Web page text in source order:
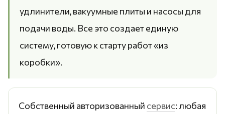
удлинители, вакуумные плиты и насосы для
подачи воды. Все это создает единую
систему, готовую к старту работ «из
коробки».
Собственный авторизованный сервис: любая